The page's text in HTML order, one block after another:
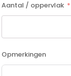
Aantal / oppervlak
Opmerkingen